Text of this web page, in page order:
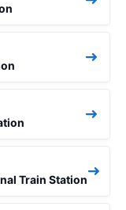
Train Station